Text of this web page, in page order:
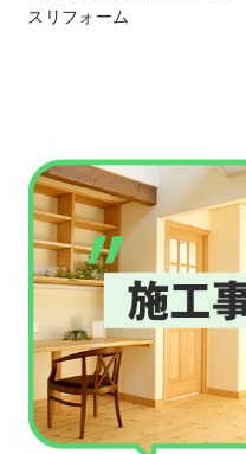
スリフォーム